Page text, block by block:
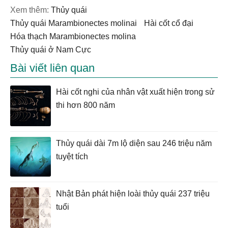
Xem thêm:
thủy quái
thủy quái Marambionectes molinai
Hài cốt cổ đại
hóa thạch Marambionectes molina
thủy quái ở Nam Cực
Bài viết liên quan
Hài cốt nghi của nhân vật xuất hiện trong sử
thi hơn 800 năm
Thủy quái dài 7m lộ diện sau 246 triệu năm
tuyệt tích
Nhật Bản phát hiện loài thủy quái 237 triệu
tuổi